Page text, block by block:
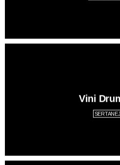
Vini